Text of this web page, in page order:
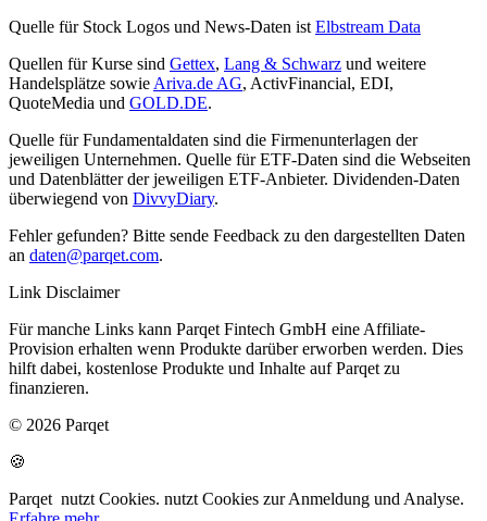
Quelle für Stock Logos und News-Daten ist Elbstream Data
Quellen für Kurse sind Gettex, Lang & Schwarz und weitere
Handelsplätze sowie Ariva.de AG, ActivFinancial, EDI,
QuoteMedia und GOLD.DE.
Quelle für Fundamentaldaten sind die Firmenunterlagen der
jeweiligen Unternehmen. Quelle für ETF-Daten sind die Webseiten
und Datenblätter der jeweiligen ETF-Anbieter. Dividenden-Daten
überwiegend von DivvyDiary.
Fehler gefunden? Bitte sende Feedback zu den dargestellten Daten
an daten@parqet.com.
Link Disclaimer
Für manche Links kann Parqet Fintech GmbH eine Affiliate-
Provision erhalten wenn Produkte darüber erworben werden. Dies
hilft dabei, kostenlose Produkte und Inhalte auf Parqet zu
finanzieren.
© 2026 Parqet
🍪
Parqet nutzt Cookies. nutzt Cookies zur Anmeldung und Analyse.